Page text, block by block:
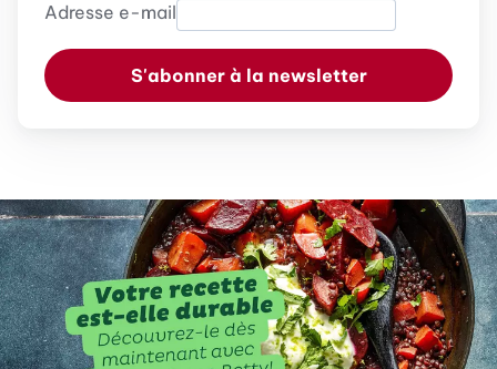
Adresse e-mail
S'abonner à la newsletter